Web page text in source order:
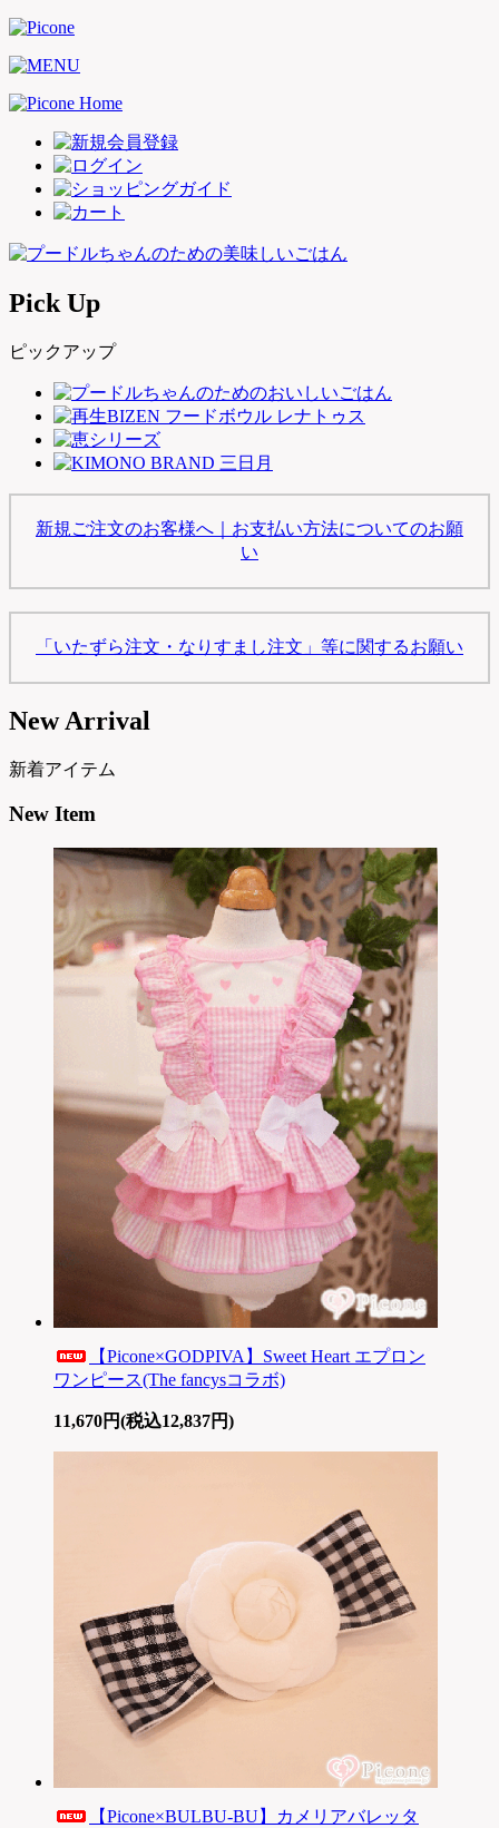
Pick Up
ピックアップ
新規ご注文のお客様へ｜お支払い方法についてのお願
い
「いたずら注文・なりすまし注文」等に関するお願い
New Arrival
新着アイテム
New Item
【Picone×GODPIVA】Sweet Heart エプロン
ワンピース(The fancysコラボ)
11,670円(税込12,837円)
【Picone×BULBU-BU】カメリアバレッタ